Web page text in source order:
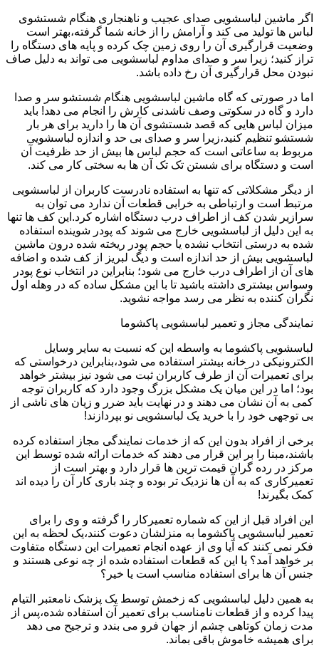
اگر ماشین لباسشویی صدای عجیب و ناهنجاری هنگام شستشوی
لباس ها تولید می کند و آرامش را از خانه شما گرفته،بهتر است
وضعیت قرارگیری آن را روی زمین چک کرده و پایه های دستگاه را
تراز کنید؛ زیرا سر و صدای مداوم لباسشویی می تواند به دلیل صاف
نبودن محل قرارگیری آن رخ داده باشد.
اما در صورتی که گاه ماشین لباسشویی هنگام شستشو سر و صدا
دارد و گاه در سکوتی وصف ناشدنی کارش را انجام می دهد! باید
میزان لباس هایی که قصد شستشوی آن ها را دارید برای هر بار
شستشو تنظیم کنید،زیرا سر و صدای بی حد و اندازه لباسشویی
مربوط به ساعاتی است که حجم لباس ها بیش از حد ظرفیت آن
است و دستگاه برای شستن تک تک آن ها به سختی کار می کند.
از دیگر مشکلاتی که تنها به استفاده نادرست کاربران از لباسشویی
مرتبط است و ارتباطی به خرابی قطعات آن ندارد می توان به
سرازیر شدن کف از اطراف درب دستگاه اشاره کرد.این کف ها تنها
به این دلیل از لباسشویی خارج می شوند که پودر شوینده استفاده
شده به درستی انتخاب نشده یا حجم پودر ریخته شده درون ماشین
لباسشویی بیش از حد اندازه است و دیگ لبریز از کف شده و اضافه
های آن از اطراف درب خارج می شود؛ بنابراین در انتخاب نوع پودر
وسواس بیشتری داشته باشید تا با این مشکل ساده که در وهله اول
نگران کننده به نظر می رسد مواجه نشوید.
نمایندگی مجاز و تعمیر لباسشویی پاکشوما
لباسشویی پاکشوما به واسطه این که نسبت به سایر وسایل
الکترونیکی در خانه بیشتر استفاده می شود،بنابراین درخواستی که
برای تعمیرات آن از طرف کاربران ثبت می شود نیز بیشتر خواهد
بود؛ اما در این میان یک مشکل بزرگ وجود دارد که کاربران توجه
کمی به آن نشان می دهند و در نهایت باید ضرر و زیان های ناشی از
بی توجهی خود را با خرید یک لباسشویی نو بپردازند!
برخی از افراد بدون این که از خدمات نمایندگی مجاز استفاده کرده
باشند،مبنا را بر این قرار می دهند که خدمات ارائه شده توسط این
مرکز در رده گران قیمت ترین ها قرار دارد و بهتر است از
تعمیرکاری که به آن ها نزدیک تر بوده و چند باری کار آن را دیده اند
کمک بگیرند!
این افراد قبل از این که شماره تعمیرکار را گرفته و وی را برای
تعمیر لباسشویی پاکشوما به منزلشان دعوت کنند،یک لحظه به این
فکر نمی کنند که آیا وی از عهده انجام تعمیرات این دستگاه متفاوت
بر خواهد آمد؟ یا این که قطعات استفاده شده از چه نوعی هستند و
جنس آن ها برای استفاده مناسب است یا خیر؟
به همین دلیل لباسشویی که زخمش توسط یک پزشک نامعتبر التیام
پیدا کرده و از قطعات نامناسب برای تعمیر آن استفاده شده،پس از
مدت زمان کوتاهی چشم از جهان فرو می بندد و ترجیح می دهد
برای همیشه خاموش باقی بماند.